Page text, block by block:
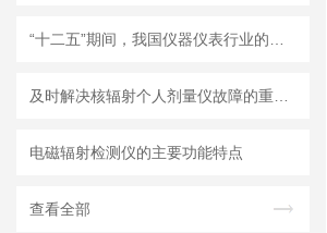
电磁辐射检测仪的主要功能特点
查看全部